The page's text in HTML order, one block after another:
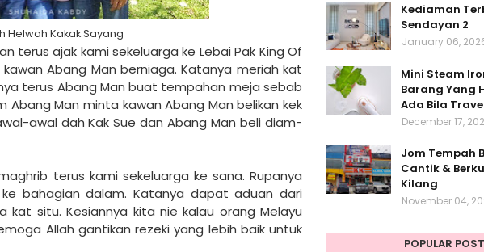
Helwah Kakak Sayang
terus ajak kami sekeluarga ke Lebai Pak King Of
Abang Man berniaga. Katanya meriah kat
terus Abang Man buat tempahan meja sebab
Man minta kawan Abang Man belikan kek
awal dah Kak Sue dan Abang Man beli diam-
terus kami sekeluarga ke sana. Rupanya
bahagian dalam. Katanya dapat aduan dari
kat situ. Kesiannya kita nie kalau orang Melayu
Allah gantikan rezeki yang lebih baik untuk
Kediaman
Sendayan 2
January 06,
Mini Steam
Barang Yang
Ada Bila
December 17,
Jom Tempah
Cantik &
Kilang
November 04,
POPULAR